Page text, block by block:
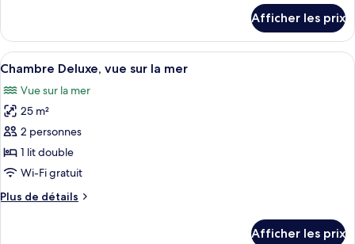
(Pool
Terrace
Chambre,
terrasse
(Pool
View)
Afficher les prix
Afficher
toutes
les
photos
pour
ce
type
chambre :
Une chambre d’hôtel avec un
3
Chambre Deluxe, vue sur la mer
Vue sur la mer
25 m²
2 personnes
1 lit double
Wi-Fi gratuit
Plus de détails
Plus
Afficher les prix